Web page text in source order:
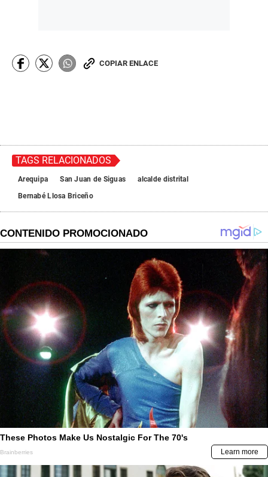
COPIAR ENLACE
TAGS RELACIONADOS
Arequipa San Juan de Siguas
alcalde distrital
Bernabé Llosa Briceño